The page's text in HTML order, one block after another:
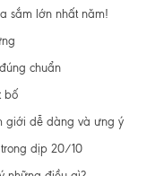
sắm lớn nhất năm!
chuẩn
bố
giới dễ dàng và ưng ý
dịp 20/10